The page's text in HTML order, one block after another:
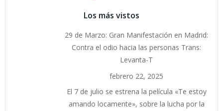
Los más vistos
29 de Marzo: Gran Manifestación en Madrid:
Contra el odio hacia las personas Trans:
Levanta-T
febrero 22, 2025
El 7 de julio se estrena la película «Te estoy
amando locamente», sobre la lucha por la